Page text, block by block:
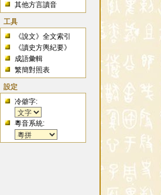
其他方言讀音
工具
《說文》全文索引
《讀史方輿紀要》
成語彙輯
繁簡對照表
設定
冷僻字:
粵音系統: